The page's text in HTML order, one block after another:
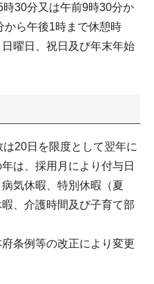
30分又は午前9時30分か
から午後1時まで休憩時
曜日、祝日及び年末年始
20日を限度として翌年に
は、採用月により付与日
気休暇、特別休暇（夏
、介護時間及び子育て部
条例等の改正により変更